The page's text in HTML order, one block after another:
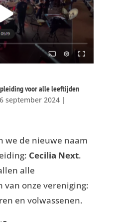
voor alle leeftijden
september 2024|
we de nieuwe naam
Cecilia Next.
alle
onze vereniging:
en volwassenen.